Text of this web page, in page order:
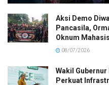
Aksi Demo
Pancasila,
Oknum
08/07/2026
Wakil
Perkuat